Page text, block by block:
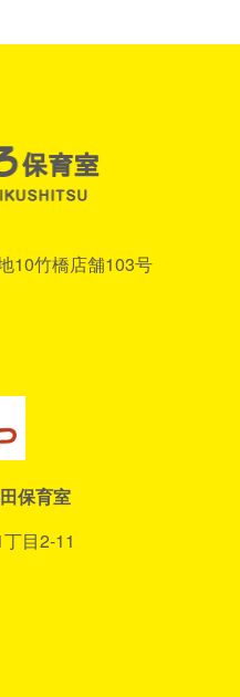
10竹橋店舗103号
保育室
目2-11